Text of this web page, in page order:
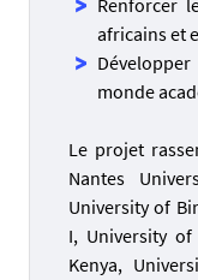
Renforcer
africains et
monde
Le projet
Nantes
University of
I, University
Kenya,